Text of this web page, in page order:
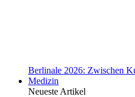
Berlinale 2026: Zwischen
Medizin
Neueste Artikel